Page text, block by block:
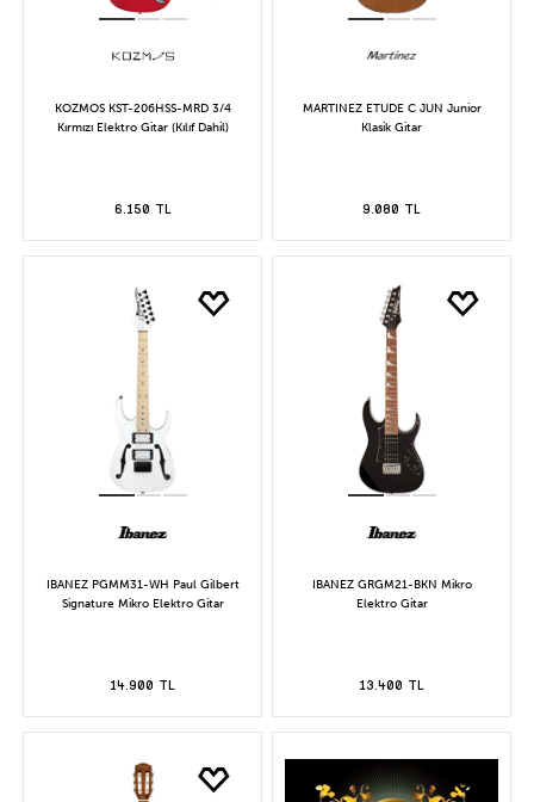
KOZMOS KST-206HSS-MRD 3/4
Kırmızı Elektro Gitar (Kılıf Dahil)
6.150 TL
MARTINEZ ETUDE C JUN Junior
Klasik Gitar
9.080 TL
IBANEZ PGMM31-WH Paul Gilbert
Signature Mikro Elektro Gitar
14.900 TL
IBANEZ GRGM21-BKN Mikro
Elektro Gitar
13.400 TL